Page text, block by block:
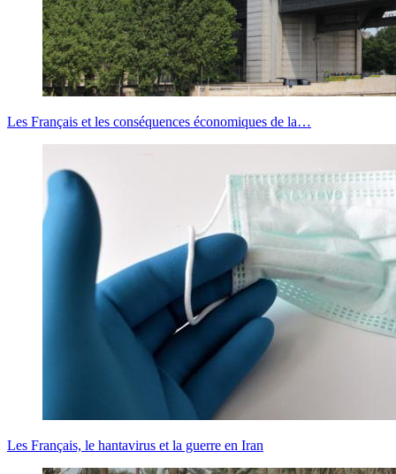
Les Français et les conséquences économiques de la…
Les Français, le hantavirus et la guerre en Iran